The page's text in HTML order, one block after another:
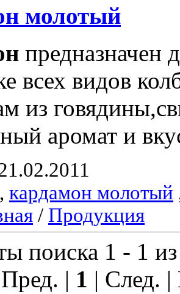
молотый
предназначен
всех видов
из
аромат и
, кардамон молотый
/ Продукция
поиска 1 - 1
| 1 | След.